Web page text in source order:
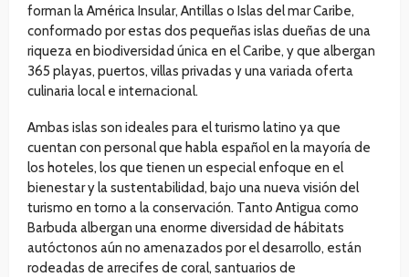
forman la América Insular, Antillas o Islas del mar Caribe,
conformado por estas dos pequeñas islas dueñas de una
riqueza en biodiversidad única en el Caribe, y que albergan
365 playas, puertos, villas privadas y una variada oferta
culinaria local e internacional.
Ambas islas son ideales para el turismo latino ya que
cuentan con personal que habla español en la mayoría de
los hoteles, los que tienen un especial enfoque en el
bienestar y la sustentabilidad, bajo una nueva visión del
turismo en torno a la conservación. Tanto Antigua como
Barbuda albergan una enorme diversidad de hábitats
autóctonos aún no amenazados por el desarrollo, están
rodeadas de arrecifes de coral, santuarios de